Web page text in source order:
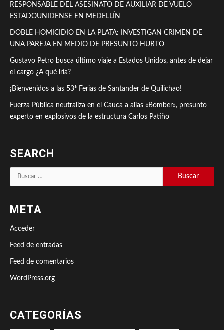
RESPONSABLE DEL ASESINATO DE AUXILIAR DE VUELO
ESTADOUNIDENSE EN MEDELLÍN
DOBLE HOMICIDIO EN LA PLATA: INVESTIGAN CRIMEN DE
UNA PAREJA EN MEDIO DE PRESUNTO HURTO
Gustavo Petro busca último viaje a Estados Unidos, antes de dejar
el cargo ¿A qué iría?
¡Bienvenidos a las 53ª Ferias de Santander de Quilichao!
Fuerza Pública neutraliza en el Cauca a alias «Bomber», presunto
experto en explosivos de la estructura Carlos Patiño
SEARCH
Buscar:
META
Acceder
Feed de entradas
Feed de comentarios
WordPress.org
CATEGORÍAS